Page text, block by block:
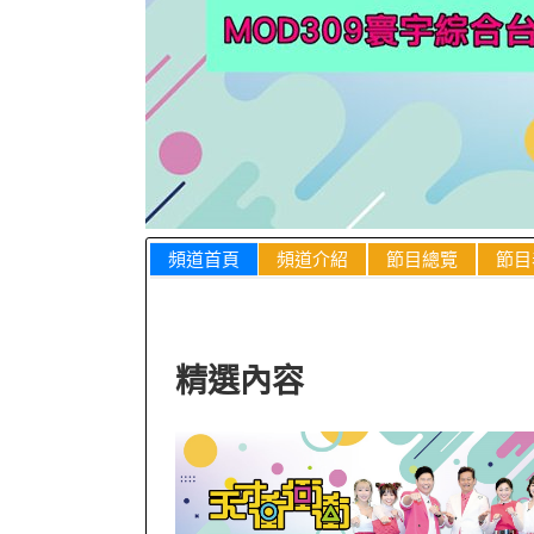
頻道首頁 頻道介紹 節目總覽 節
精選內容